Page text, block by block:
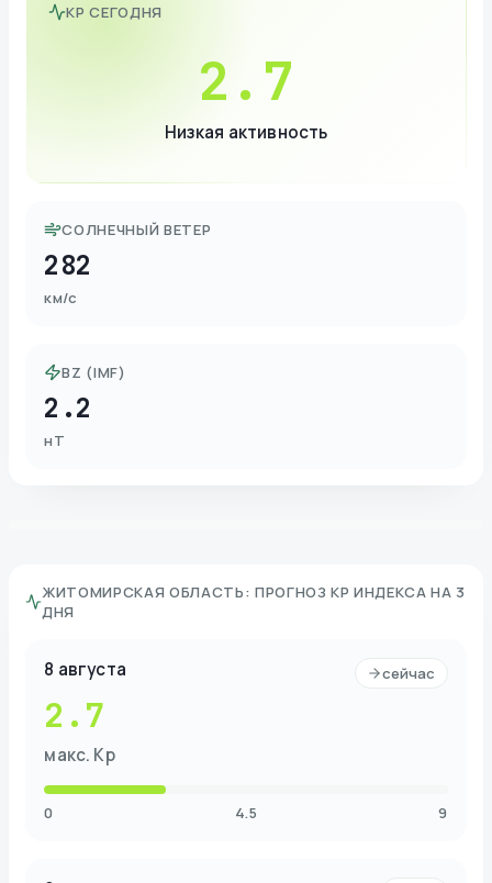
KP СЕГОДНЯ
2.7
Низкая активность
СОЛНЕЧНЫЙ ВЕТЕР
282
км/с
BZ (IMF)
2.2
нТ
ЖИТОМИРСКАЯ ОБЛАСТЬ: ПРОГНОЗ KP ИНДЕКСА НА 3
ДНЯ
8 августа
2.7
макс. Kp
сейчас
0 4.5 9